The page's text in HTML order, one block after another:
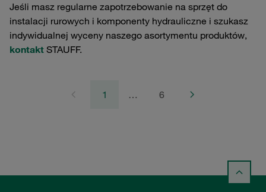
Jeśli masz regularne zapotrzebowanie na sprzęt do
instalacji rurowych i komponenty hydrauliczne i szukasz
indywidualnej wyceny naszego asortymentu produktów,
kontakt STAUFF.
1 … 6